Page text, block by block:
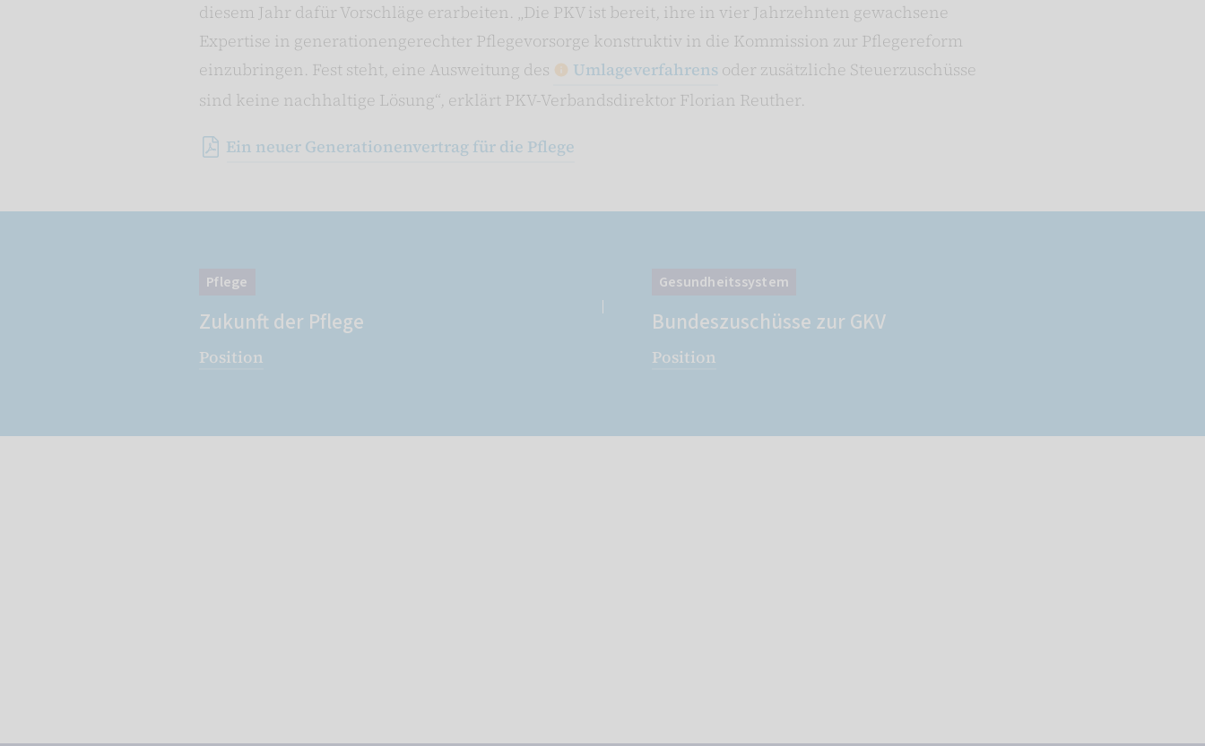
diesem Jahr dafür Vorschläge erarbeiten. „Die PKV ist bereit, ihre in vier Jahrzehnten gewachsene
Expertise in generationengerechter Pflegevorsorge konstruktiv in die Kommission zur Pflegereform
einzubringen. Fest steht, eine Ausweitung des
Umlageverfahrens oder zusätzliche Steuerzuschüsse
sind keine nachhaltige Lösung“, erklärt PKV-Verbandsdirektor Florian Reuther.
Ein neuer Generationenvertrag für die Pflege
Pflege
Zukunft der Pflege
Position
Gesundheitssystem
Bundeszuschüsse zur GKV
Position